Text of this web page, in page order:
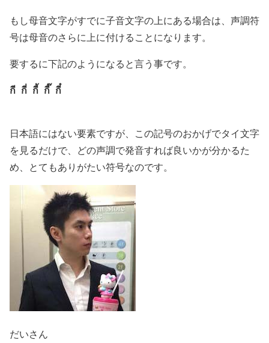
もし母音文字がすでに子音文字の上にある場合は、声調符
号は母音のさらに上に付けることになります。
要するに下記のようになると言う事です。
กี กี่ กี้ กี๊ กี๋
日本語にはない要素ですが、この記号のおかげでタイ文字
を見るだけで、どの声調で発音すれば良いかが分かるた
め、とてもありがたい符号なのです。
だいさん